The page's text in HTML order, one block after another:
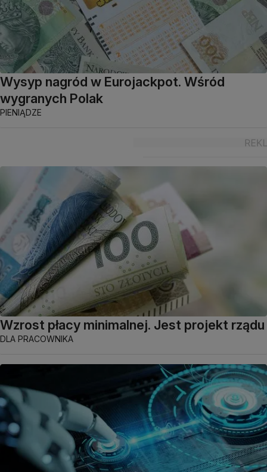
Wysyp nagród w Eurojackpot. Wśród
wygranych Polak
PIENIĄDZE
Wzrost płacy minimalnej. Jest projekt rządu
DLA PRACOWNIKA